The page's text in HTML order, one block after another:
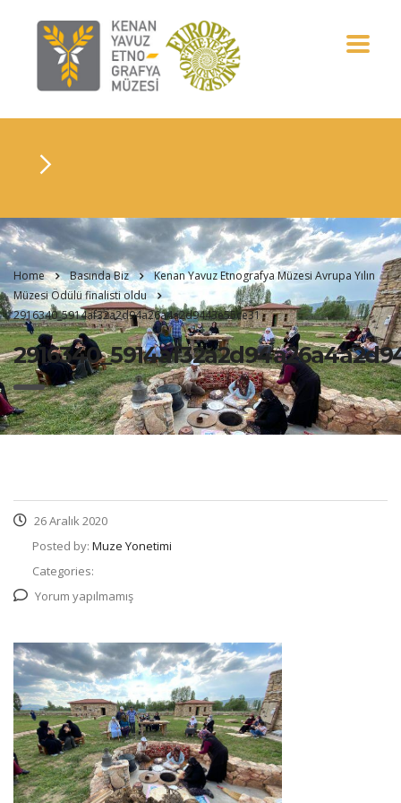
Home Basında Biz
Kenan Yavuz Etnografya Müzesi Avrupa Yılın
Müzesi Ödülü finalisti oldu
2916340_5914af32a2d94a26a4a2d9443e55ce31
26 Aralık 2020
Posted by: Muze Yonetimi
Categories:
Yorum yapılmamış